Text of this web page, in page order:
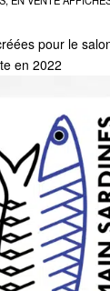
pour le
en 2022